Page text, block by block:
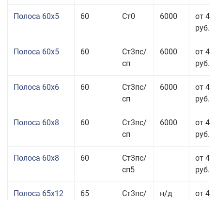
Полоса 60x5 60 Ст0 6000
от 43
руб.
Полоса 60x5 60
Ст3пс/
сп
6000
от 43
руб.
Полоса 60x6 60
Ст3пс/
сп
6000
от 42
руб.
Полоса 60x8 60
Ст3пс/
сп
6000
от 42
руб.
Полоса 60x8 60
Ст3пс/
сп5
от 42
руб.
Полоса 65x12 65
Ст3пс/
н/д
от 42